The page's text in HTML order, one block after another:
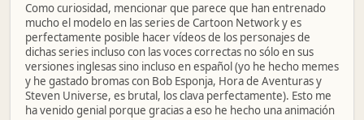
Como curiosidad, mencionar que parece que han entrenado
mucho el modelo en las series de Cartoon Network y es
perfectamente posible hacer vídeos de los personajes de
dichas series incluso con las voces correctas no sólo en sus
versiones inglesas sino incluso en español (yo he hecho memes
y he gastado bromas con Bob Esponja, Hora de Aventuras y
Steven Universe, es brutal, los clava perfectamente). Esto me
ha venido genial porque gracias a eso he hecho una animación